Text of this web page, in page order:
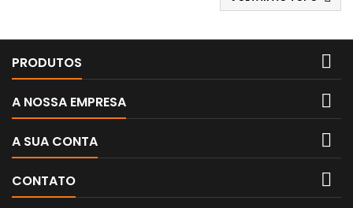
PRODUTOS 
A NOSSA EMPRESA 
A SUA CONTA 
CONTATO 